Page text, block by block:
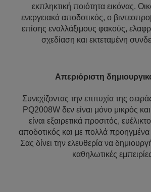
εκπληκτική ποιότητα εικόνας.
ενεργειακά αποδοτικός, ο
επίσης εναλλάξιμους φακούς,
σχεδίαση και εκτεταμένη
Απεριόριστη
Συνεχίζοντας την επιτυχία της
PQ2008W δεν είναι μόνο μικρός
είναι εξαιρετικά προσιτός,
αποδοτικός και με πολλά προηγμένα
Σας δίνει την ελευθερία να
καθηλωτικές